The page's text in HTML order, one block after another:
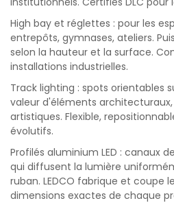
High bay et réglettes : pour les
entrepôts, gymnases, ateliers.
selon la hauteur et la surface.
installations industrielles.
Track lighting : spots orientables
valeur d'éléments
artistiques. Flexible,
évolutifs.
Profilés aluminium LED : canaux
qui diffusent la lumière
ruban. LEDCO fabrique et coupe
dimensions exactes de chaque